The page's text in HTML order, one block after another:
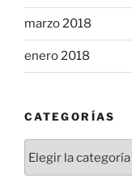
marzo 2018
enero 2018
CATEGORÍAS